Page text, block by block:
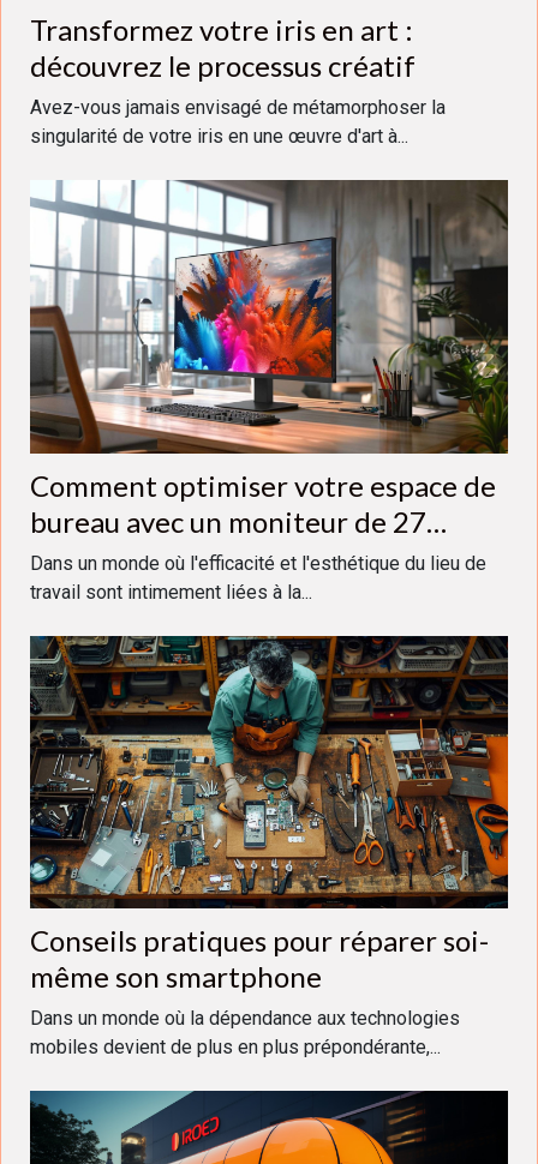
Transformez votre iris en art :
découvrez le processus créatif
Avez-vous jamais envisagé de métamorphoser la
singularité de votre iris en une œuvre d'art à...
Comment optimiser votre espace de
bureau avec un moniteur de 27
pouces
Dans un monde où l'efficacité et l'esthétique du lieu de
travail sont intimement liées à la...
Conseils pratiques pour réparer soi-
même son smartphone
Dans un monde où la dépendance aux technologies
mobiles devient de plus en plus prépondérante,...